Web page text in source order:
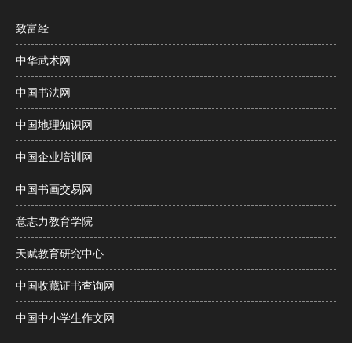
致富经
中华武术网
中国书法网
中国地理知识网
中国企业培训网
中国书画交易网
意志力教育学院
天赋教育研究中心
中国收藏证书查询网
中国中小学生作文网